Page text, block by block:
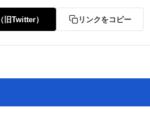
旧Twitter） リンクをコピー